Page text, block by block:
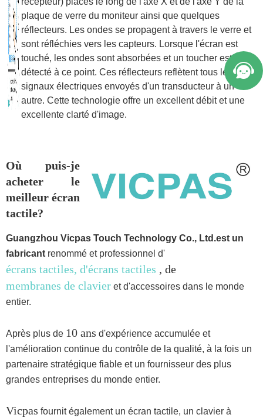
plaque de verre du moniteur ainsi que quelques
réflecteurs. Les ondes se propagent à travers le verre et
sont réfléchies vers les capteurs. Lorsque l'écran est
touché, les ondes sont absorbées et un toucher est
détecté à ce point. Ces réflecteurs reflètent tous les
signaux électriques envoyés d'un transducteur à un
autre. Cette technologie offre un excellent débit et une
excellente clarté d'image.
Où puis-je
acheter le
meilleur écran
tactile?
Guangzhou Vicpas Touch Technology Co., Ltd.est un
fabricant renommé et professionnel d'
écrans tactiles, d'écrans tactiles , de
membranes de clavier et d'accessoires dans le monde
entier.
Après plus de 10 ans d'expérience accumulée et
l'amélioration continue du contrôle de la qualité, à la fois un
partenaire stratégique fiable et un fournisseur des plus
grandes entreprises du monde entier.
Vicpas fournit également un écran tactile, un clavier à